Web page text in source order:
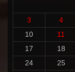
3
4
10
11
17
18
24
25